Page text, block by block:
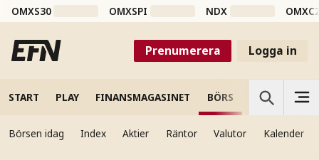
OMXS30 OMXSPI NDX
Prenumerera Logga in
START PLAY FINANSMAGASINET BÖRS VETENSKAP
Börsen idag Index Aktier Räntor Valutor Kalender